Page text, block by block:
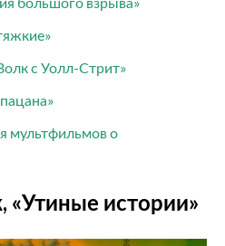
с Уолл-Стрит»
мультфильмов о
истории»